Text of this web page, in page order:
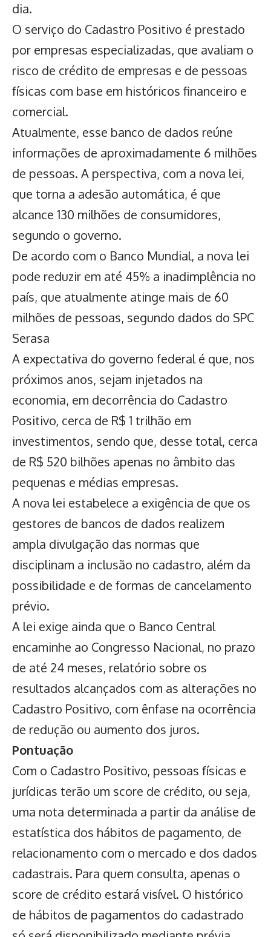
dia.
O serviço do Cadastro Positivo é prestado
por empresas especializadas, que avaliam o
risco de crédito de empresas e de pessoas
físicas com base em históricos financeiro e
comercial.
Atualmente, esse banco de dados reúne
informações de aproximadamente 6 milhões
de pessoas. A perspectiva, com a nova lei,
que torna a adesão automática, é que
alcance 130 milhões de consumidores,
segundo o governo.
De acordo com o Banco Mundial, a nova lei
pode reduzir em até 45% a inadimplência no
país, que atualmente atinge mais de 60
milhões de pessoas, segundo dados do SPC
Serasa
A expectativa do governo federal é que, nos
próximos anos, sejam injetados na
economia, em decorrência do Cadastro
Positivo, cerca de R$ 1 trilhão em
investimentos, sendo que, desse total, cerca
de R$ 520 bilhões apenas no âmbito das
pequenas e médias empresas.
A nova lei estabelece a exigência de que os
gestores de bancos de dados realizem
ampla divulgação das normas que
disciplinam a inclusão no cadastro, além da
possibilidade e de formas de cancelamento
prévio.
A lei exige ainda que o Banco Central
encaminhe ao Congresso Nacional, no prazo
de até 24 meses, relatório sobre os
resultados alcançados com as alterações no
Cadastro Positivo, com ênfase na ocorrência
de redução ou aumento dos juros.
Pontuação
Com o Cadastro Positivo, pessoas físicas e
jurídicas terão um score de crédito, ou seja,
uma nota determinada a partir da análise de
estatística dos hábitos de pagamento, de
relacionamento com o mercado e dos dados
cadastrais. Para quem consulta, apenas o
score de crédito estará visível. O histórico
de hábitos de pagamentos do cadastrado